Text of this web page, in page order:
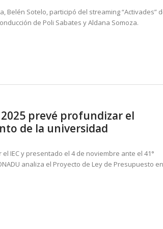
Belén Sotelo, participó del streaming “Activades”
de Poli Sabates y Aldana Somoza.
prevé profundizar el
de la universidad
IEC y presentado el 4 de noviembre ante el 41°
analiza el Proyecto de Ley de Presupuesto